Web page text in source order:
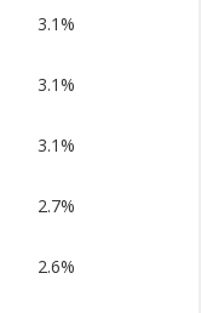
3.1%
3.1%
3.1%
2.7%
2.6%